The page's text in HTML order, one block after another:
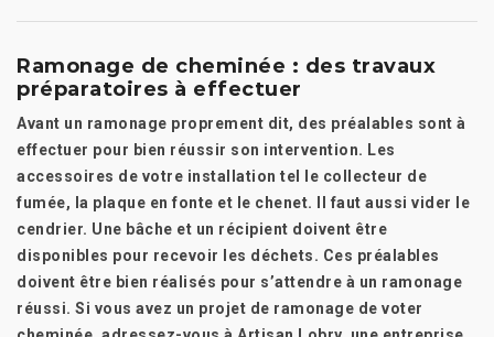
Ramonage de cheminée : des travaux
préparatoires à effectuer
Avant un ramonage proprement dit, des préalables sont à
effectuer pour bien réussir son intervention. Les
accessoires de votre installation tel le collecteur de
fumée, la plaque en fonte et le chenet. Il faut aussi vider le
cendrier. Une bâche et un récipient doivent être
disponibles pour recevoir les déchets. Ces préalables
doivent être bien réalisés pour s’attendre à un ramonage
réussi. Si vous avez un projet de ramonage de voter